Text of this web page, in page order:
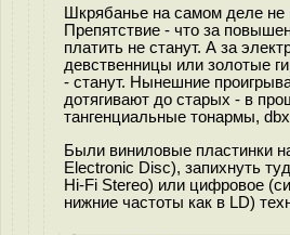
Шкрябанье на самом деле не
Препятствие - что за
платить не станут. А за
девственницы или золотые
- станут. Нынешние
дотягивают до старых - в
тангенциальные тонармы,
Были виниловые пластинки
Electronic Disc), запихнуть
Hi-Fi Stereo) или цифровое
нижние частоты как в LD)